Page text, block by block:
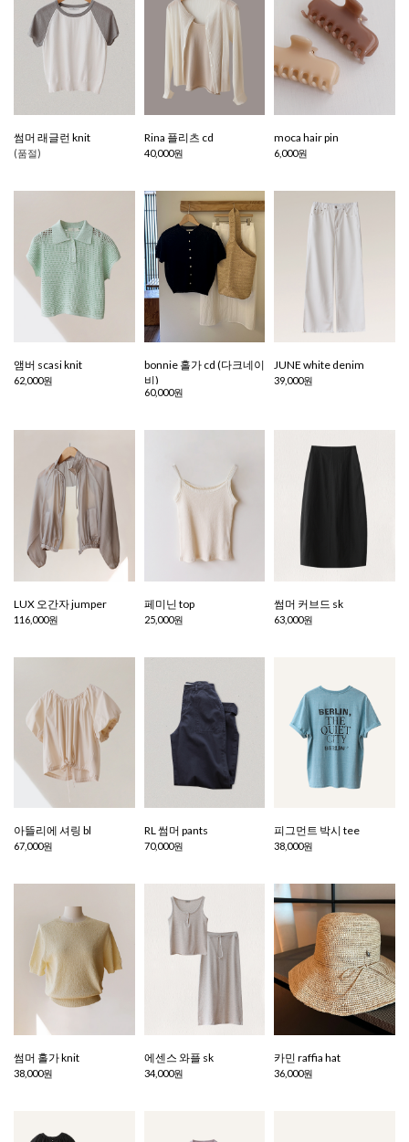
썸머 래글런 knit
(품절)
Rina 플리츠 cd
40,000원
moca hair pin
6,000원
앰버 scasi knit
62,000원
bonnie 홀가 cd (다크네이
비)
60,000원
JUNE white denim
39,000원
LUX 오간자 jumper
116,000원
페미닌 top
25,000원
썸머 커브드 sk
63,000원
아뜰리에 셔링 bl
67,000원
RL 썸머 pants
70,000원
피그먼트 박시 tee
38,000원
썸머 홀가 knit
38,000원
에센스 와플 sk
34,000원
카민 raffia hat
36,000원